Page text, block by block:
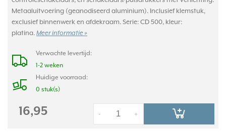
Metaaluitvoering (geanodiseerd aluminium). Inclusief klemstuk,
exclusief binnenwerk en afdekraam. Serie: CD 500, kleur:
platina. Meer informatie »
Verwachte levertijd:
1-2 weken
Huidige voorraad:
0 stuk(s)
16,95 +
-